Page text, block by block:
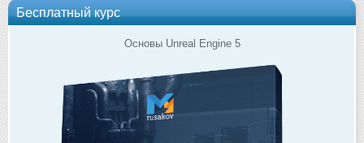
Бесплатный курс
Основы Unreal Engine 5